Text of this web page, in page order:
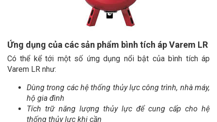
Ứng dụng của các sản phẩm bình tích áp Varem LR
Có thể kể tới một số ứng dụng nổi bật của bình tích áp
Varem LR như:
Dùng trong các hệ thống thủy lực công trình, nhà máy,
hộ gia đình
Tích trữ năng lượng thủy lực để cung cấp cho hệ
thống thủy lực khi cần